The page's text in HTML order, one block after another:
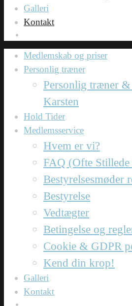
Galleri
Kontakt
Medlemskab og priser
Personlig træner
Personlig træner
Karsten
Hold Tider
Medlemsservice
Hvem er vi?
FAQ (Ofte
Bestyrelsesmøder
Bestyrelse
Vedtægter
Betingelse og
Cookie & GDPR
Kend din krop!
Galleri
Kontakt